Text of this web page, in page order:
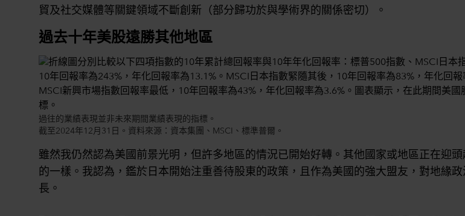
貿及社交媒體等關鍵領域不斷創新（部分歸功於與學術界的關係密切）。
過去十年美股遠勝其他地區
過往的業績表現並非未來期間業績表現的指標。
截至2024年12月31日。資料來源：資本集團、MSCI、標準普爾。
雖然我仍然認為美國前景光明，但許多地區的情況已開始好轉。其他國家或地區正在迎
的一樣。我認為，鑑於日本開始注重善待股東的政策，且作為美國的強大盟友，對地緣
長。